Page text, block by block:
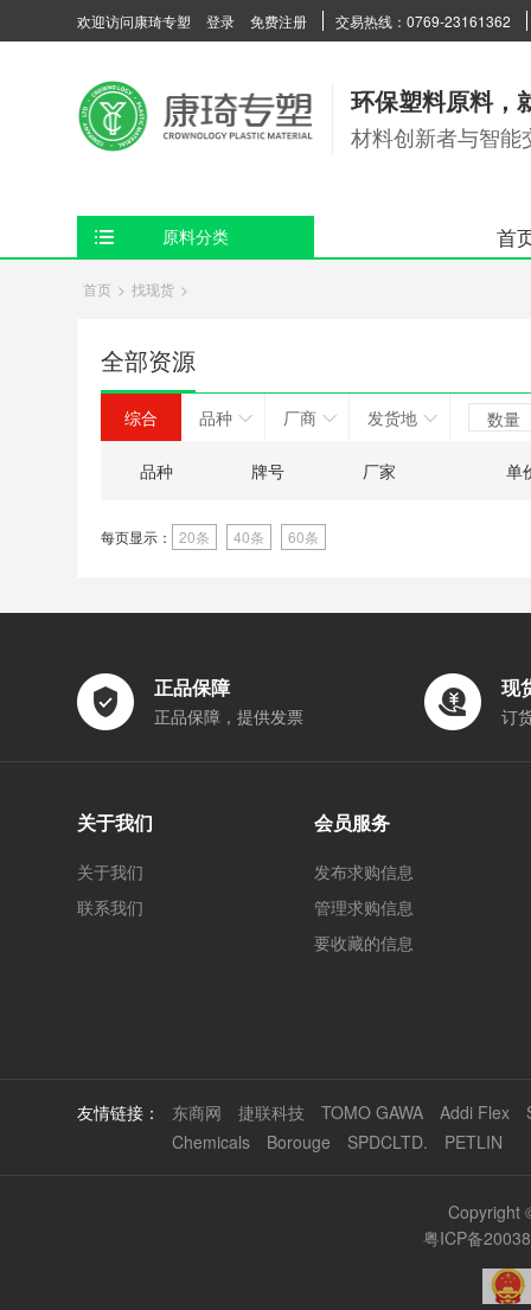
欢迎访问康琦专塑 登录 免费注册 交易热线：0769-23161362
环保塑料原料，
材料创新者与智能
原料分类 首
首页 > 找现货 >
全部资源
综合 品种 厂商 发货地 数量
品种 牌号 厂家 单
每页显示： 20条 40条 60条
正品保障
正品保障，提供发票
现
订
关于我们
关于我们
联系我们
会员服务
发布求购信息
管理求购信息
要收藏的信息
友情链接： 东商网 捷联科技 TOMO GAWA Addi Flex
Chemicals
Borouge SPDCLTD. PETLIN
Copyright
粤ICP备